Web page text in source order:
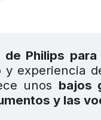
de Philips
y experiencia
unos bajos
y las